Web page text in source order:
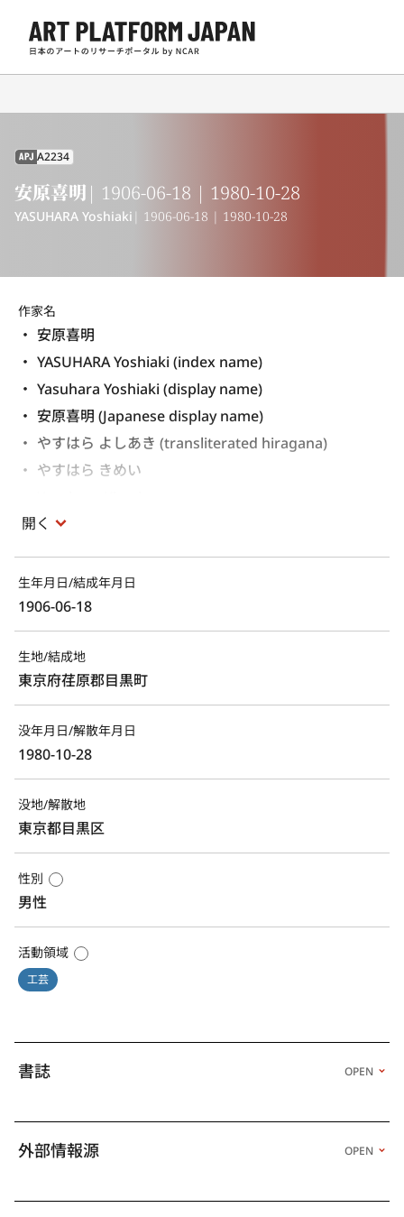
APJ A2234
安原喜明 | 1906-06-18 | 1980-10-28
YASUHARA Yoshiaki | 1906-06-18 | 1980-10-28
作家名
安原喜明
YASUHARA Yoshiaki (index name)
Yasuhara Yoshiaki (display name)
安原喜明 (Japanese display name)
やすはら よしあき (transliterated hiragana)
やすはら きめい
開く
生年月日/結成年月日
1906-06-18
生地/結成地
東京府荏原郡目黒町
没年月日/解散年月日
1980-10-28
没地/解散地
東京都目黒区
性別
男性
活動領域
工芸
書誌 OPEN
外部情報源 OPEN